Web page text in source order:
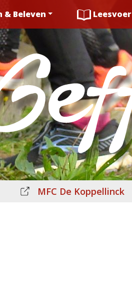
& Beleven Leesvoer
MFC De Koppellinck